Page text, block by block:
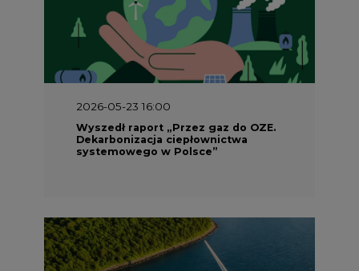
2026-05-23 16:00
Wyszedł raport „Przez gaz do OZE.
Dekarbonizacja ciepłownictwa
systemowego w Polsce”